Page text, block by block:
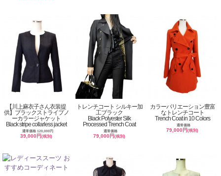
【川上麻衣子さん衣装提
供】ブラックストライプノ
ーカラージャケット
Black stripe collarless jacket
通常価格 120,000円
39,000円(税別)
トレンチコート シルキー加
工ブラック
Black Polyester Silk
Processed Trench Coat
通常価格
79,000円(税別)
カラーバリエーション豊富
なトレンチコート
Trench Coat in 10 Colors
通常価格
79,000円(税別)